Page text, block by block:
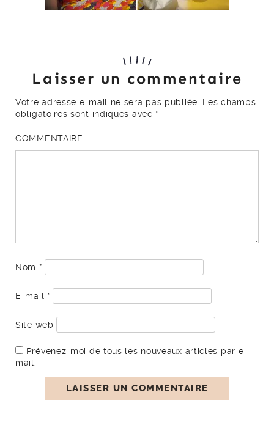
Laisser un commentaire
Votre adresse e-mail ne sera pas publiée.
Les champs
obligatoires sont indiqués avec *
COMMENTAIRE
Nom *
E-mail *
Site web
Prévenez-moi de tous les nouveaux articles par e-
mail.